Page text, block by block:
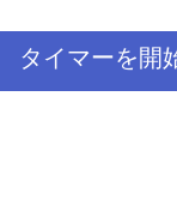
タイマーを開